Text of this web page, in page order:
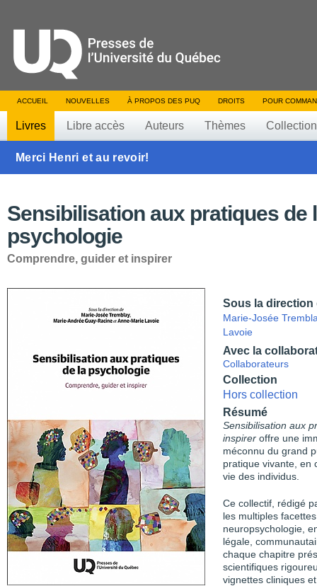
ACCUEIL NOUVELLES À PROPOS DES PUQ DROITS POUR
Livres Libre accès Auteurs Thèmes
Merci Henri et au revoir!
Sensibilisation aux pratiques de
psychologie
Comprendre, guider et inspirer
Sous la direction
Marie-Josée
Lavoie
Avec la
Collaborateurs
Collection
Hors collection
Résumé
Sensibilisation aux
inspirer offre une
méconnu du grand
pratique vivante, en
vie des individus.
Ce collectif, rédigé
les multiples
neuro­psychologie,
légale,
chaque chapitre
scientifiques
vignettes cliniques